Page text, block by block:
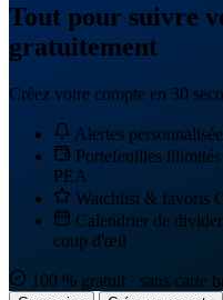
Tout pour suivre
gratuitement
Créez votre compte en 30
Alertes
Portefeuilles illimités
PEA
Watchlist & favoris
Calendrier de
coup d'œil
100 % gratuit · sans carte